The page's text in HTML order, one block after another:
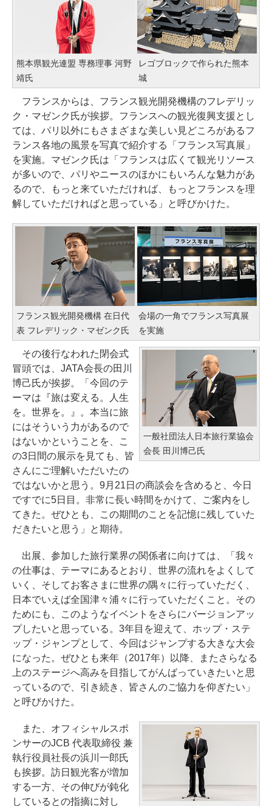
熊本県観光連盟 専務理事 河野
靖氏
レゴブロックで作られた熊本
城
フランスからは、フランス観光開発機構のフレデリッ
ク・マゼンク氏が挨拶。フランスへの観光復興支援とし
ては、パリ以外にもさまざまな美しい見どころがあるフ
ランス各地の風景を写真で紹介する「フランス写真展」
を実施。マゼンク氏は「フランスは広くて観光リソース
が多いので、パリやニースのほかにもいろんな魅力があ
るので、もっと来ていただければ、もっとフランスを理
解していただければと思っている」と呼びかけた。
フランス観光開発機構 在日代
表 フレデリック・マゼンク氏
会場の一角でフランス写真展
を実施
一般社団法人日本旅行業協会
会長 田川博己氏
その後行なわれた閉会式
冒頭では、JATA会長の田川
博己氏が挨拶。「今回のテ
ーマは『旅は変える。人生
を。世界を。』。本当に旅
にはそういう力があるので
はないかということを、こ
の3日間の展示を見ても、皆
さんにご理解いただいたの
ではないかと思う。9月21日の商談会を含めると、今日
ですでに5日目。非常に長い時間をかけて、ご案内をし
てきた。ぜひとも、この期間のことを記憶に残していた
だきたいと思う」と期待。
出展、参加した旅行業界の関係者に向けては、「我々
の仕事は、テーマにあるとおり、世界の流れをよくして
いく、そしてお客さまに世界の隅々に行っていただく、
日本でいえば全国津々浦々に行っていただくこと。その
ためにも、このようなイベントをさらにバージョンアッ
プしたいと思っている。3年目を迎えて、ホップ・ステ
ップ・ジャンプとして、今回はジャンプする大きな大会
になった。ぜひとも来年（2017年）以降、またさらなる
上のステージへ高みを目指してがんばっていきたいと思
っているので、引き続き、皆さんのご協力を仰ぎたい」
と呼びかけた。
また、オフィシャルスポ
ンサーのJCB 代表取締役 兼
執行役員社長の浜川一郎氏
も挨拶。訪日観光客が増加
する一方、その伸びが鈍化
しているとの指摘に対し